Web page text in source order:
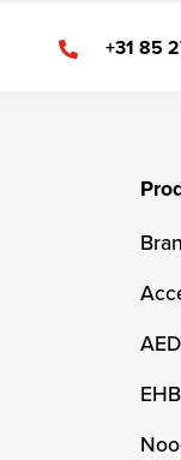
+31 85